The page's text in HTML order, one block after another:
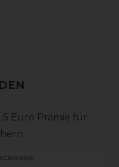
Euro Prämie für